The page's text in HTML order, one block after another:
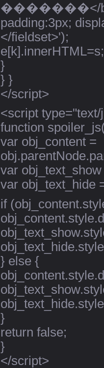
�������</b></
padding:3px;
</fieldset>');
e[k].innerHTML=s;
}
} }
</script>
<script
function
var obj_content =
var
var obj_text_hide
if
} else {
}
return false;
}
</script>